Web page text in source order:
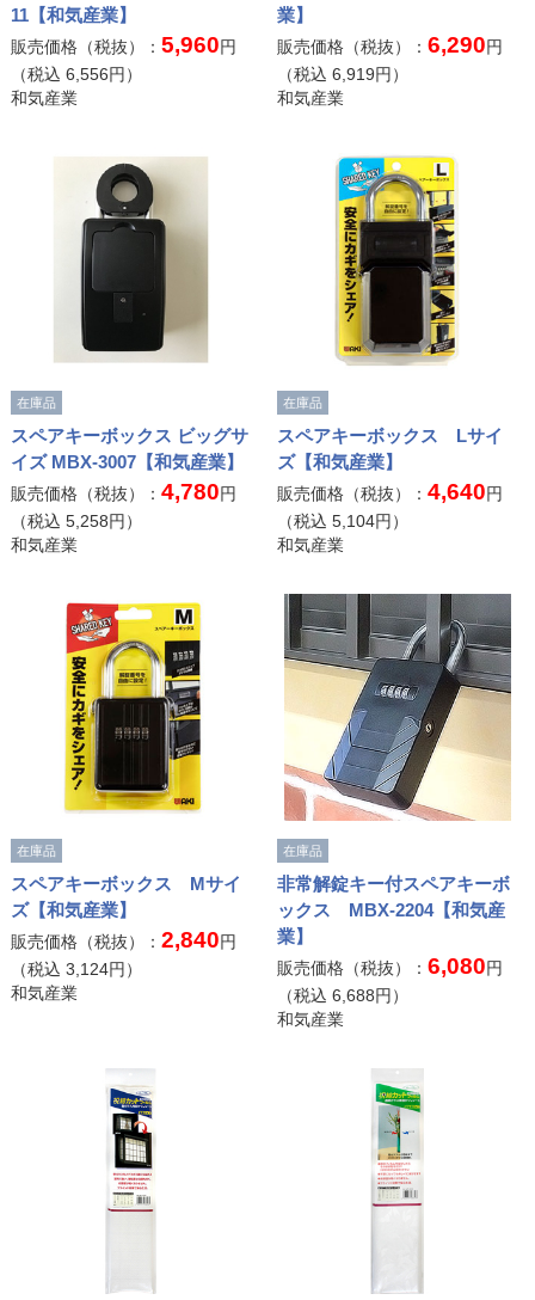
11【和気産業】
販売価格（税抜）： 5,960円
（税込 6,556円）
和気産業
業】
販売価格（税抜）：6,290円
（税込6,919円）
和気産業
在庫品
スペアキーボックス ビッグサ
イズ MBX-3007【和気産業】
販売価格（税抜）： 4,780円
（税込 5,258円）
和気産業
在庫品
スペアキーボックス Lサイ
ズ【和気産業】
販売価格（税抜）：4,640円
（税込5,104円）
和気産業
在庫品
スペアキーボックス Mサイ
ズ【和気産業】
販売価格（税抜）： 2,840円
（税込 3,124円）
和気産業
在庫品
非常解錠キー付スペアキーボ
ックス MBX-2204【和気産
業】
販売価格（税抜）：6,080円
（税込6,688円）
和気産業